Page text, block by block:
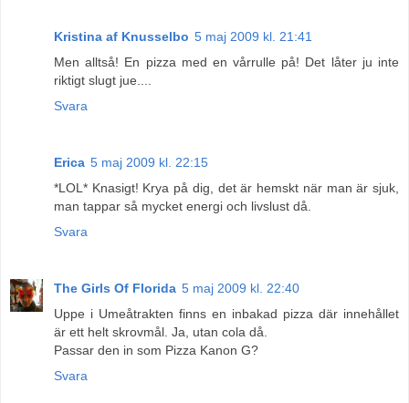
Kristina af Knusselbo 5 maj 2009 kl. 21:41
Men alltså! En pizza med en vårrulle på! Det låter ju inte
riktigt slugt jue....
Svara
Erica 5 maj 2009 kl. 22:15
*LOL* Knasigt! Krya på dig, det är hemskt när man är sjuk,
man tappar så mycket energi och livslust då.
Svara
The Girls Of Florida 5 maj 2009 kl. 22:40
Uppe i Umeåtrakten finns en inbakad pizza där innehållet
är ett helt skrovmål. Ja, utan cola då.
Passar den in som Pizza Kanon G?
Svara